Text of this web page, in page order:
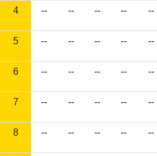
4 -- -- -- -- --
5 -- -- -- -- --
6 -- -- -- -- --
7 -- -- -- -- --
8 -- -- -- -- --